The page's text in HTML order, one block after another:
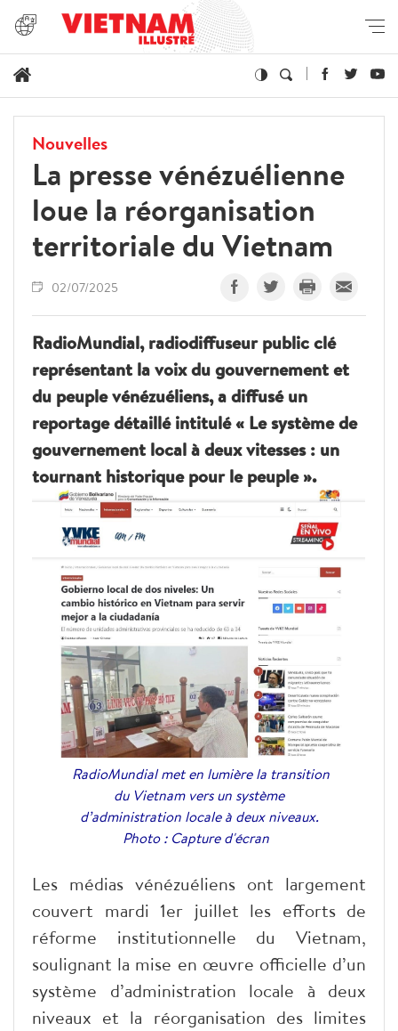
Nouvelles
La presse vénézuélienne
loue la réorganisation
territoriale du Vietnam
02/07/2025
RadioMundial, radiodiffuseur public clé
représentant la voix du gouvernement et
du peuple vénézuéliens, a diffusé un
reportage détaillé intitulé « Le système de
gouvernement local à deux vitesses : un
tournant historique pour le peuple ».
RadioMundial met en lumière la transition
du Vietnam vers un système
d’administration locale à deux niveaux.
Photo : Capture d'écran
Les médias vénézuéliens ont largement
couvert mardi 1er juillet les efforts de
réforme institutionnelle du Vietnam,
soulignant la mise en œuvre officielle d’un
système d’administration locale à deux
niveaux et la réorganisation des limites